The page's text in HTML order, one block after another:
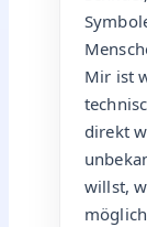
Mir ist
direkt
willst,